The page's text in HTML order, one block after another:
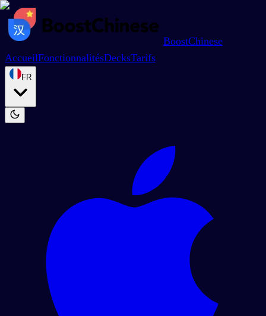
BoostChinese
AccueilFonctionnalitésDecksTarifs
FR